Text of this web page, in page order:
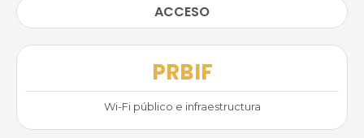
ACCESO
PRBIF
Wi-Fi público e infraestructura